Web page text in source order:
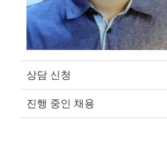
상담 신청
진행 중인 채용